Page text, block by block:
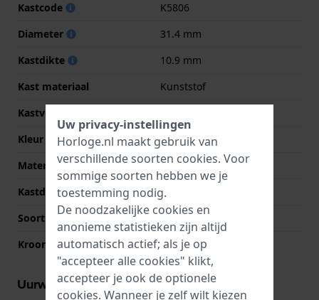
Kastcode
K5806
Diameter
31.4 mm
Kastdikte
10.9 mm
Kast materiaal
Kunststof
Kastvorm
Kleur kast
Roze
Materiaal kastdeksel
Roestvrij staal
Kastdeksel
Klikkast
Soort glas
Acryl
Kroon
Trek kroon
Uurwerk informatie
Uw privacy-instellingen
Horloge.nl maakt gebruik van
verschillende soorten cookies. Voor
sommige soorten hebben we je
toestemming nodig.
De noodzakelijke cookies en
anonieme statistieken zijn altijd
automatisch actief; als je op
"accepteer alle cookies" klikt,
accepteer je ook de optionele
cookies. Wanneer je zelf wilt kiezen